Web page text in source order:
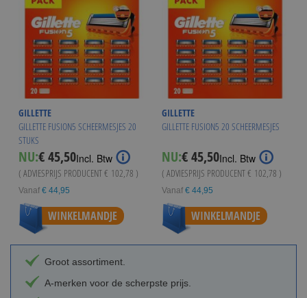
GILLETTE
GILLETTE FUSION5 SCHEERMESJES 20
STUKS
NU:€ 45,50Incl. Btw
( ADVIESPRIJS PRODUCENT€ 102,78 )
Vanaf € 44,95
WINKELMANDJE
GILLETTE
GILLETTE FUSION5 20 SCHEERMESJES
NU:€ 45,50Incl. Btw
( ADVIESPRIJS PRODUCENT€ 102,78 )
Vanaf € 44,95
WINKELMANDJE
Groot assortiment.
A-merken voor de scherpste prijs.